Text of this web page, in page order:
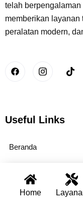
Home
telah
memberikan layanan
peralatan modern,
Useful Links
Beranda
Layanan Kami